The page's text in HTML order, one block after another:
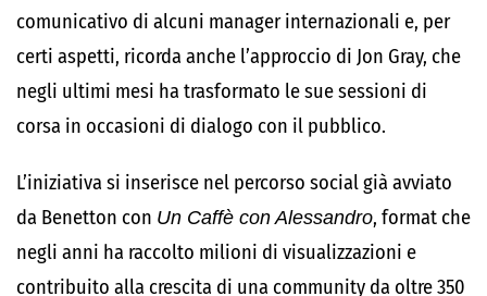
comunicativo di alcuni manager internazionali e, per
certi aspetti, ricorda anche l’approccio di Jon Gray, che
negli ultimi mesi ha trasformato le sue sessioni di
corsa in occasioni di dialogo con il pubblico.
L’iniziativa si inserisce nel percorso social già avviato
da Benetton con Un Caffè con Alessandro, format che
negli anni ha raccolto milioni di visualizzazioni e
contribuito alla crescita di una community da oltre 350